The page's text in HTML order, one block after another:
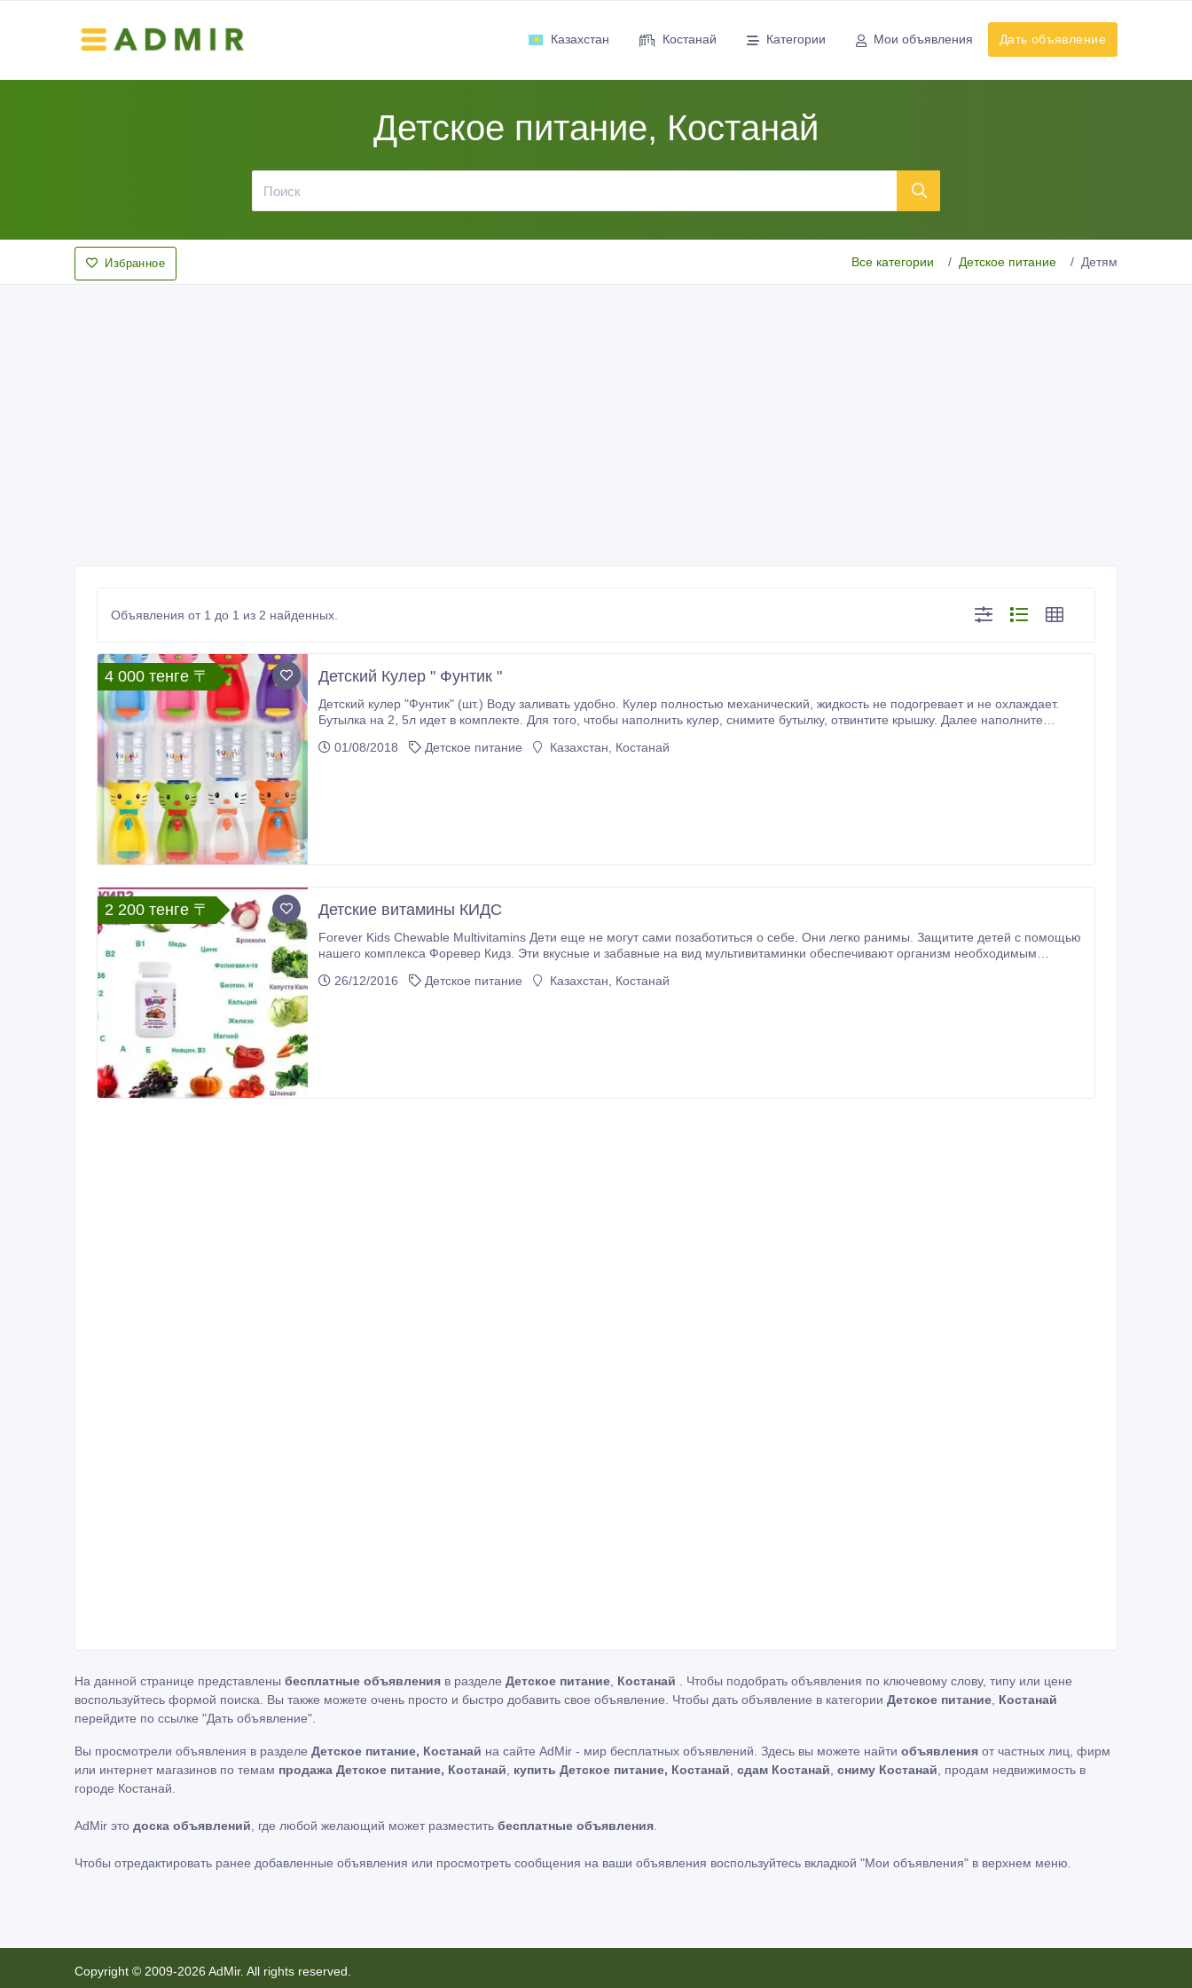
Казахстан Костанай Категории Мои объявления Дать объявление
Детское питание, Костанай
Избранное Все категории Детское питание Детям
Объявления от 1 до 1 из 2 найденных.
4 000 тенге 〒 Детский Кулер " Фунтик "
Детский кулер "Фунтик" (шт.) Воду заливать удобно. Кулер полностью механический, жидкость не подогревает и не охлаждает.
Бутылка на 2, 5л идет в комплекте. Для того, чтобы наполнить кулер, снимите бутылку, отвинтите крышку. Далее наполните
01/08/2018
Детское питание Казахстан, Костанай
2 200 тенге 〒 Детские витамины КИДС
Forever Kids Chewable Multivitamins Дети еще не могут сами позаботиться о себе. Они легко ранимы. Защитите детей с помощью
нашего комплекса Форевер Кидз. Эти вкусные и забавные на вид мультивитаминки обеспечивают организм необходимым
принимать с двухлетнего возраста).
26/12/2016 Детское питание Казахстан, Костанай
На данной странице представлены бесплатные объявления в разделе Детское питание Костанай . Чтобы подобрать объявления по ключевому слову, типу или цене
воспользуйтесь формой поиска. Вы также можете очень просто и быстро добавить свое объявление. Чтобы дать объявление в категории Детское питание Костанай
перейдите по ссылке "Дать объявление"
Вы просмотрели объявления в разделе Детское питание, Костанай на сайте AdMir - мир бесплатных объявлений. Здесь вы можете найти объявления от частных лиц, фирм
или интернет магазинов по темам продажа Детское питание, Костанай купить Детское питание, Костанай сдам Костанай сниму Костанай , продам недвижимость в
городе Костанай.
AdMir это доска объявлений , где любой желающий может разместить бесплатные объявления
Чтобы отредактировать ранее добавленные объявления или просмотреть сообщения на ваши объявления воспользуйтесь вкладкой "Мои объявления" в верхнем меню.
Copyright © 2009-2026 AdMir. All rights reserved.